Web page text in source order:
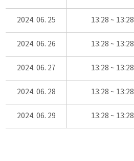
2024. 06. 25 13:28 ~ 13:28
2024. 06. 26 13:28 ~ 13:28
2024. 06. 27 13:28 ~ 13:28
2024. 06. 28 13:28 ~ 13:28
2024. 06. 29 13:28 ~ 13:28